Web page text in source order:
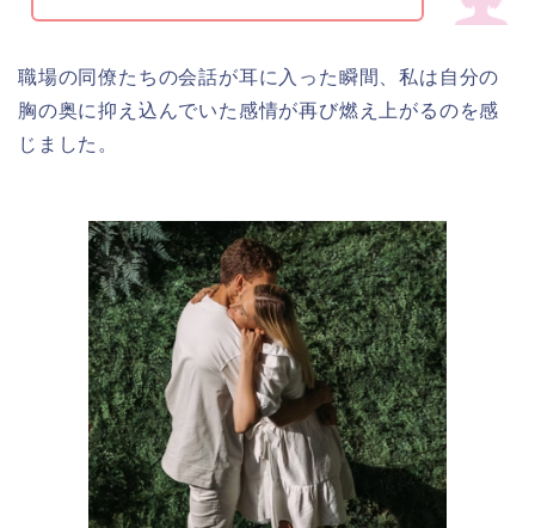
職場の同僚たちの会話が耳に入った瞬間、私は自分の
胸の奥に抑え込んでいた感情が再び燃え上がるのを感
じました。